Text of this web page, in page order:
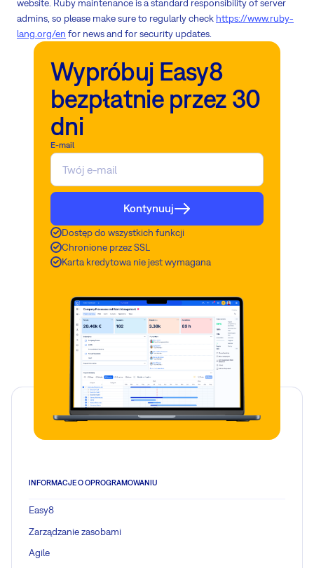
website. Ruby maintenance is a standard responsibility of server
admins, so please make sure to regularly check https://www.ruby-
lang.org/en for news and for security updates.
Wypróbuj Easy8
bezpłatnie przez 30
dni
E-mail
Kontynuuj
Dostęp do wszystkich funkcji
Chronione przez SSL
Karta kredytowa nie jest wymagana
INFORMACJE O OPROGRAMOWANIU
Easy8
Zarządzanie zasobami
Agile